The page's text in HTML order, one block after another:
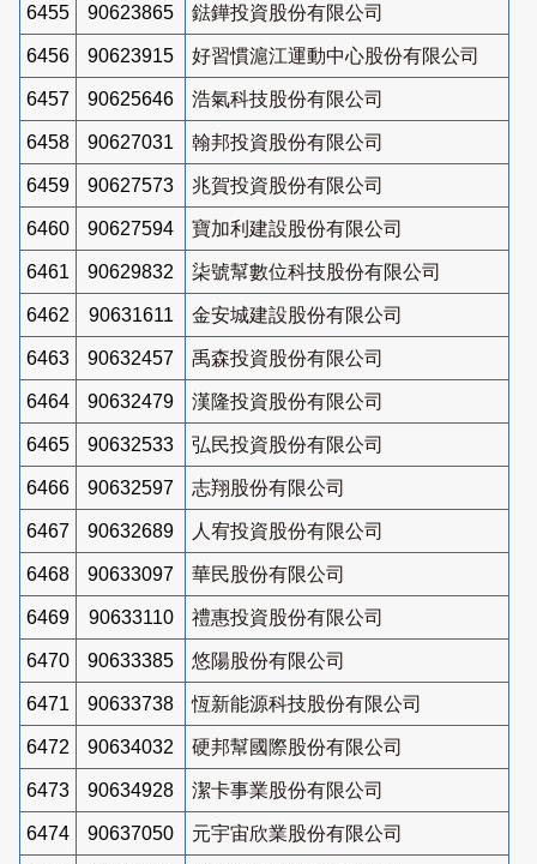
6455 90623865 鍅鏵投資股份有限公司
6456 90623915 好習慣滬江運動中心股份有限公司
6457 90625646 浩氣科技股份有限公司
6458 90627031 翰邦投資股份有限公司
6459 90627573 兆賀投資股份有限公司
6460 90627594 寶加利建設股份有限公司
6461 90629832 柒號幫數位科技股份有限公司
6462 90631611 金安城建設股份有限公司
6463 90632457 禹森投資股份有限公司
6464 90632479 漢隆投資股份有限公司
6465 90632533 弘民投資股份有限公司
6466 90632597 志翔股份有限公司
6467 90632689 人宥投資股份有限公司
6468 90633097 華民股份有限公司
6469 90633110 禮惠投資股份有限公司
6470 90633385 悠陽股份有限公司
6471 90633738 恆新能源科技股份有限公司
6472 90634032 硬邦幫國際股份有限公司
6473 90634928 潔卡事業股份有限公司
6474 90637050 元宇宙欣業股份有限公司